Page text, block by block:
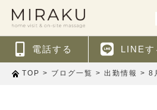
電話する LINEす
TOP > ブログ一覧 > 出勤情報 > 8